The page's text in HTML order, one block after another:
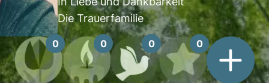
Die Trauerfamilie
0 0 0 0